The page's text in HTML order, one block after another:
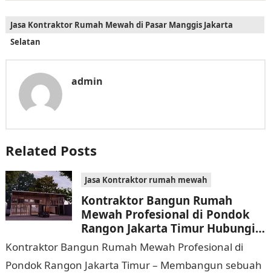
Jasa Kontraktor Rumah Mewah di Pasar Manggis Jakarta
Selatan
admin
Related Posts
Jasa Kontraktor rumah mewah
Kontraktor Bangun Rumah
Mewah Profesional di Pondok
Rangon Jakarta Timur Hubungi
0811 9933 588
Kontraktor Bangun Rumah Mewah Profesional di
Pondok Rangon Jakarta Timur – Membangun sebuah